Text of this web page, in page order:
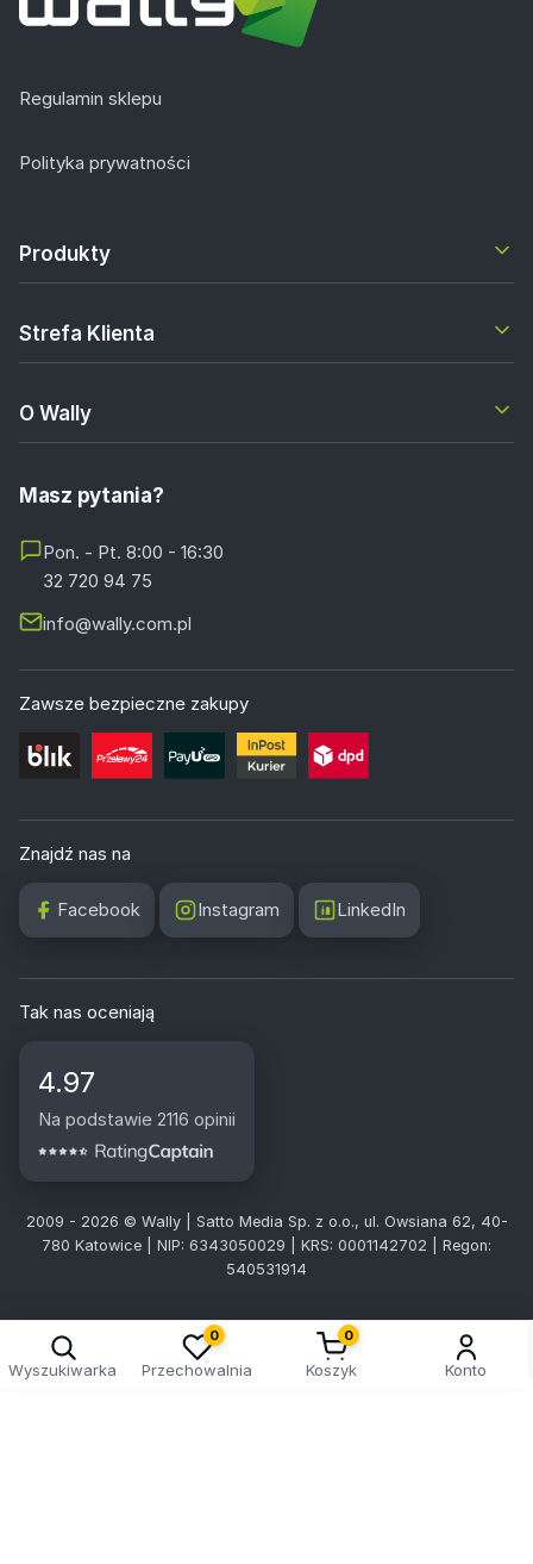
Regulamin sklepu
Polityka prywatności
Produkty
Strefa Klienta
O Wally
Masz pytania?
Pon. - Pt. 8:00 - 16:30
32 720 94 75
info@wally.com.pl
Zawsze bezpieczne zakupy
Znajdź nas na
Facebook Instagram LinkedIn
Tak nas oceniają
4.97
Na podstawie 2116 opinii
2009 - 2026 © Wally | Satto Media Sp. z o.o., ul. Owsiana 62, 40-
780 Katowice | NIP: 6343050029 | KRS: 0001142702 | Regon:
540531914
Wyszukiwarka
0
Przechowalnia
0
Koszyk Konto